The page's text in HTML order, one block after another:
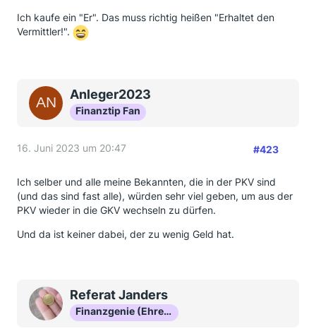
Ich kaufe ein "Er". Das muss richtig heißen "Erhaltet den
Vermittler!".
Anleger2023
Finanztip Fan
16. Juni 2023 um 20:47 #423
Ich selber und alle meine Bekannten, die in der PKV sind
(und das sind fast alle), würden sehr viel geben, um aus der
PKV wieder in die GKV wechseln zu dürfen.
Und da ist keiner dabei, der zu wenig Geld hat.
Referat Janders
Finanzgenie (Ehrenmitglied)